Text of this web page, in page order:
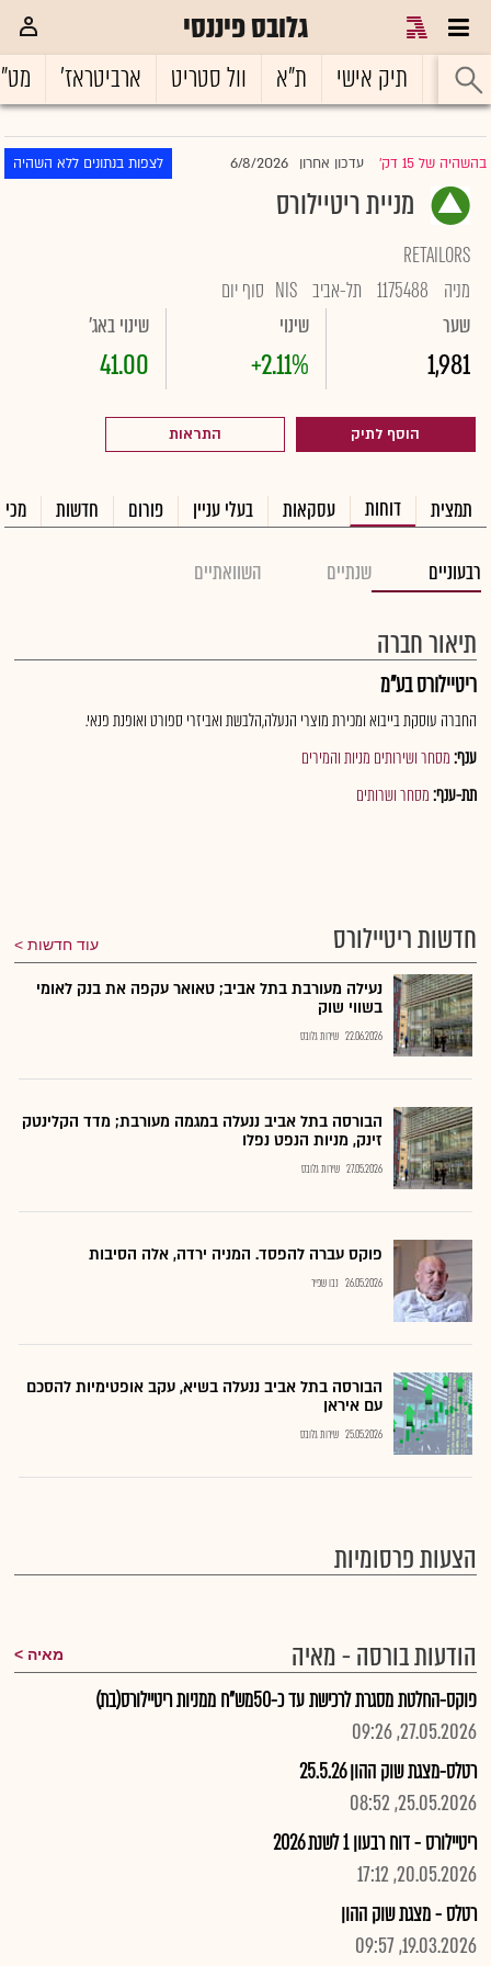
גלובס פיננסי
ראשי תיק אישי ת"א וול סטריט ארביטראז'
בהשהיה של 15 דק' |עדכון אחרון 6/8/2026 לצפות בנתונים ללא השהיה
מניית ריטיילורס
RETAILORS
מניה
1175488 תל-אביב NIS סוף יום
שער
1,981
שינוי
+2.11%
שינוי באג'
41.00
הוסף לתיק התראות
תמצית דוחות עסקאות בעלי עניין פורום חדשות
רבעוניים שנתיים השוואתיים
תיאור חברה
ריטיילורס בע"מ
החברה עוסקת בייבוא ומכירת מוצרי הנעלה,הלבשת ואביזרי ספורט ואופנת פנאי.
ענף:מסחר ושירותים מניות והמירים
תת-ענף:מסחר ושרותים
חדשות ריטיילורס עוד חדשות
נעילה מעורבת בתל אביב; טאואר עקפה את בנק לאומי
בשווי שוק
22.06.2026 שירות גלובס
הבורסה בתל אביב ננעלה במגמה מעורבת; מדד הקלינטק
זינק, מניות הנפט נפלו
27.05.2026 שירות גלובס
פוקס עברה להפסד. המניה ירדה, אלה הסיבות
26.05.2026 נבו שפיר
הבורסה בתל אביב ננעלה בשיא, עקב אופטימיות להסכם
עם איראן
25.05.2026 שירות גלובס
הצעות פרסומיות
הודעות בורסה - מאיה מאיה
פוקס-החלטת מסגרת לרכישת עד כ-50מש"ח ממניות ריטיילורס(בת)
27.05.2026, 09:26
רטלס-מצגת שוק ההון 25.5.26
25.05.2026, 08:52
ריטיילורס - דוח רבעון 1 לשנת 2026
20.05.2026, 17:12
רטלס - מצגת שוק ההון
19.03.2026, 09:57